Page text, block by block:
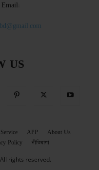
US
APP
About Us
Policy নীতিমালা
rights reserved.